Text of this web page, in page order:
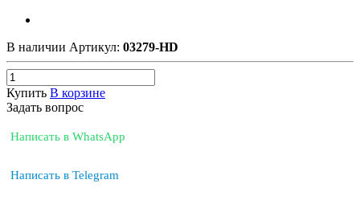
В наличии Артикул: 03279-HD
Купить В корзине
Задать вопрос
Написать в WhatsApp
Написать в Telegram